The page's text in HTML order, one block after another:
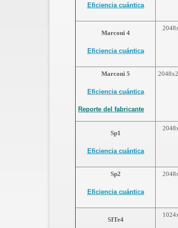
Eficiencia cuántica
Marconi 4
Eficiencia cuántica
Marconi 5
Eficiencia cuántica
Reporte del fabricante
Sp1
Eficiencia cuántica
Sp2
Eficiencia cuántica
SITe4